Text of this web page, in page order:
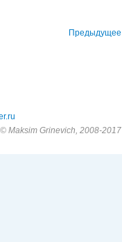
Предыдущее
© Maksim Grinevich, 2008-2017